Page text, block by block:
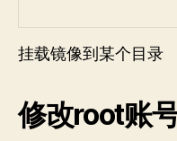
挂载镜像到某个目录
修改root账